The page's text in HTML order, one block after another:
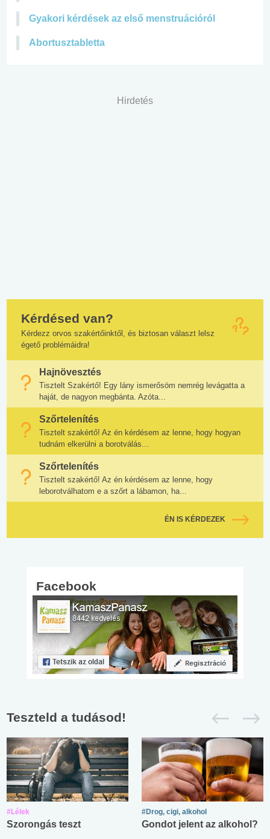
Gyakori kérdések az első menstruációról
Abortusztabletta
Hirdetés
Kérdésed van?
Kérdezz orvos szakértőinktől, és biztosan választ lelsz
égető problémáidra!
Hajnövesztés
Tisztelt Szakértő! Egy lány ismerősöm nemrég levágatta a
haját, de nagyon megbánta. Azóta...
Szőrtelenítés
Tisztelt szakértő! Az én kérdésem az lenne, hogy hogyan
tudnám elkerülni a borotválás...
Szőrtelenítés
Tisztelt szakértő! Az én kérdésem az lenne, hogy
leborotválhatom e a szőrt a lábamon, ha...
ÉN IS KÉRDEZEK
Facebook
Teszteld a tudásod!
#Lélek
Szorongás teszt
#Drog, cigi, alkohol
Gondot jelent az alkohol?